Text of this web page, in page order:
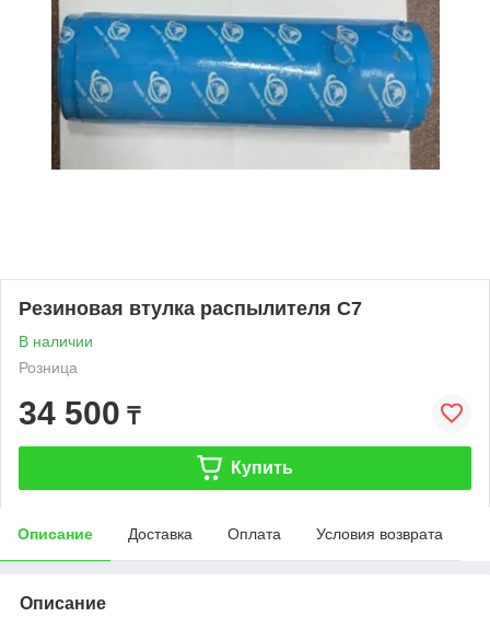
Резиновая втулка распылителя C7
В наличии
Розница
34 500 ₸
Купить
Описание Доставка Оплата Условия возврата
Описание